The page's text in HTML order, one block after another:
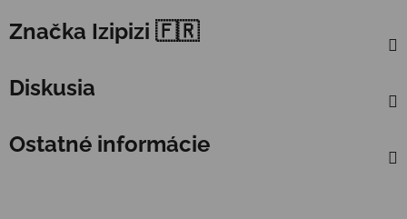
Značka Izipizi 🇫🇷
Diskusia
Ostatné informácie